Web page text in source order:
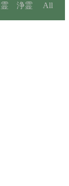
霊 浄霊 All